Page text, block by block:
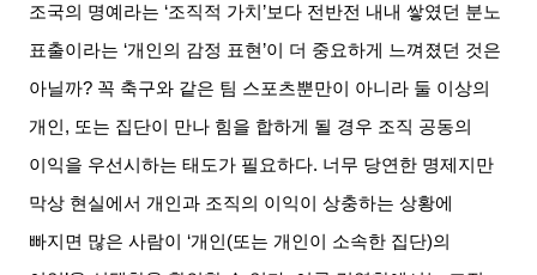
조국의 명예라는 ‘조직적 가치’보다 전반전 내내 쌓였던 분노
표출이라는 ‘개인의 감정 표현’이 더 중요하게 느껴졌던 것은
아닐까? 꼭 축구와 같은 팀 스포츠뿐만이 아니라 둘 이상의
개인, 또는 집단이 만나 힘을 합하게 될 경우 조직 공동의
이익을 우선시하는 태도가 필요하다. 너무 당연한 명제지만
막상 현실에서 개인과 조직의 이익이 상충하는 상황에
빠지면 많은 사람이 ‘개인(또는 개인이 소속한 집단)의